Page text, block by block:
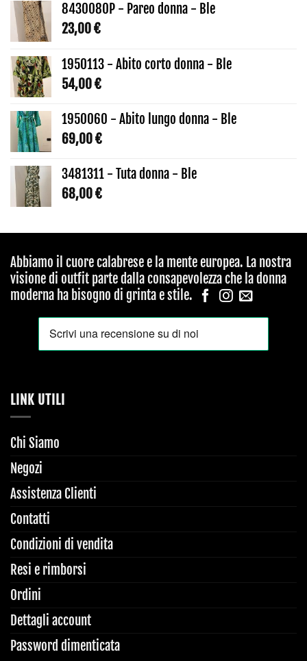
8430080P - Pareo donna - Ble
23,00€
1950113 - Abito corto donna - Ble
54,00€
1950060 - Abito lungo donna - Ble
69,00€
3481311 - Tuta donna - Ble
68,00€
Abbiamo il cuore calabrese e la mente europea. La nostra
visione di outfit parte dalla consapevolezza che la donna
moderna ha bisogno di grinta e stile.
LINK UTILI
Chi Siamo
Negozi
Assistenza Clienti
Contatti
Condizioni di vendita
Resi e rimborsi
Ordini
Dettagli account
Password dimenticata